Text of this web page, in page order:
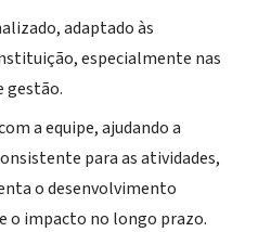
adaptado às
especialmente nas
gestão.
a equipe, ajudando a
para as atividades,
o desenvolvimento
o impacto no longo prazo.